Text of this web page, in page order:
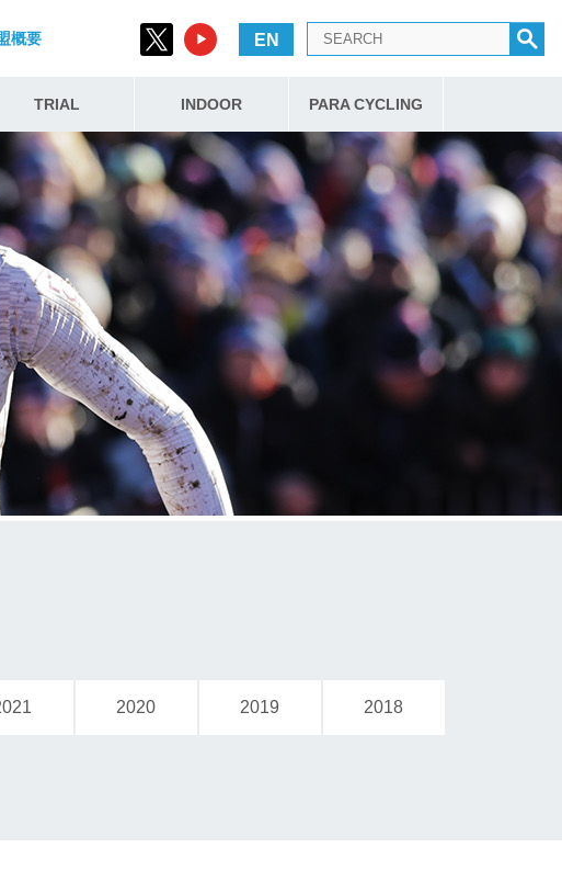
概要 EN
TRIAL INDOOR PARA CYCLING
2020 2019 2018